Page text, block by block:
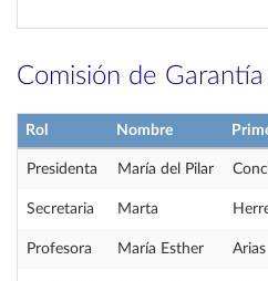
Comisión de
Rol Nombre
Presidenta María del Pilar
Secretaria Marta
Profesora María Esther Arias